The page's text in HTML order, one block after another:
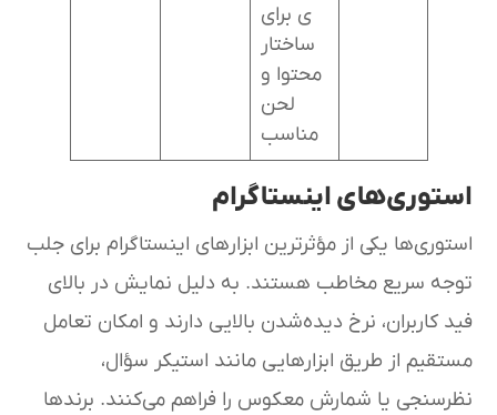
ی برای
ساختار
محتوا و
لحن
مناسب
استوری‌های اینستاگرام
استوری‌ها یکی از مؤثرترین ابزارهای اینستاگرام برای جلب
توجه سریع مخاطب هستند. به دلیل نمایش در بالای
فید کاربران، نرخ دیده‌شدن بالایی دارند و امکان تعامل
مستقیم از طریق ابزارهایی مانند استیکر سؤال،
نظرسنجی یا شمارش معکوس را فراهم می‌کنند. برندها